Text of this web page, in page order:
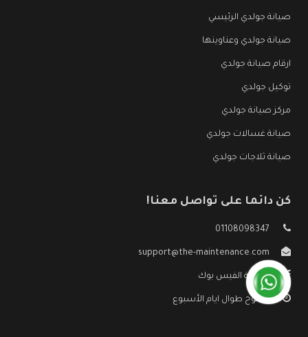
صيانة جولدي الرئيسي
صيانة جولدي وعناوينها
ارقام صيانة جولدي
توكيل جولدي
مركز صيانة جولدي
صيانة غسالات جولدي
صيانة ثلاجات جولدي
كن دائما على تواصل معنا!
01108098347
support@the-maintenance.com
صفحة الفيس بوك
مفتوح طوال ايام الأسبوع